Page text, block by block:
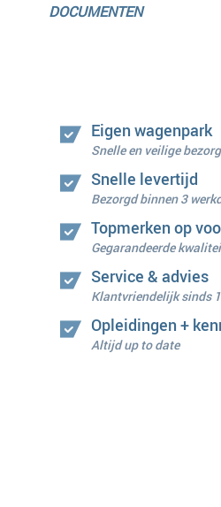
DOCUMENTEN
Eigen wagenpark
Snelle en veilige
Snelle levertijd
Bezorgd binnen 3
Topmerken op
Gegarandeerde
Service & advies
Klantvriendelijk sinds
Opleidingen +
Altijd up to date